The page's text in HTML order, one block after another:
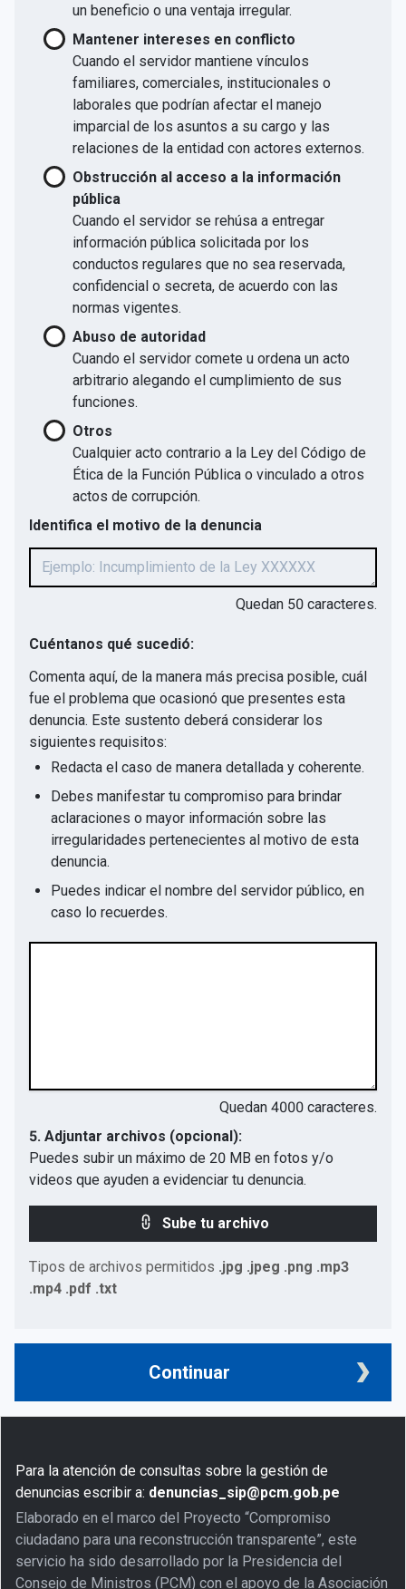
un beneficio o una ventaja irregular.
Mantener intereses en conflicto
Cuando el servidor mantiene vínculos
familiares, comerciales, institucionales o
laborales que podrían afectar el manejo
imparcial de los asuntos a su cargo y las
relaciones de la entidad con actores externos.
Obstrucción al acceso a la información
pública
Cuando el servidor se rehúsa a entregar
información pública solicitada por los
conductos regulares que no sea reservada,
confidencial o secreta, de acuerdo con las
normas vigentes.
Abuso de autoridad
Cuando el servidor comete u ordena un acto
arbitrario alegando el cumplimiento de sus
funciones.
Otros
Cualquier acto contrario a la Ley del Código de
Ética de la Función Pública o vinculado a otros
actos de corrupción.
Identifica el motivo de la denuncia
Quedan 50 caracteres.
Cuéntanos qué sucedió:
Comenta aquí, de la manera más precisa posible, cuál
fue el problema que ocasionó que presentes esta
denuncia. Este sustento deberá considerar los
siguientes requisitos:
Redacta el caso de manera detallada y coherente.
Debes manifestar tu compromiso para brindar
aclaraciones o mayor información sobre las
irregularidades pertenecientes al motivo de esta
denuncia.
Puedes indicar el nombre del servidor público, en
caso lo recuerdes.
Quedan 4000 caracteres.
5. Adjuntar archivos (opcional):
Puedes subir un máximo de 20 MB en fotos y/o
videos que ayuden a evidenciar tu denuncia.
Sube tu archivo
Tipos de archivos permitidos .jpg .jpeg .png .mp3
.mp4 .pdf .txt
Continuar
Para la atención de consultas sobre la gestión de
denuncias escribir a: denuncias_sip@pcm.gob.pe
Elaborado en el marco del Proyecto “Compromiso
ciudadano para una reconstrucción transparente”, este
servicio ha sido desarrollado por la Presidencia del
Consejo de Ministros (PCM) con el apoyo de la Asociación